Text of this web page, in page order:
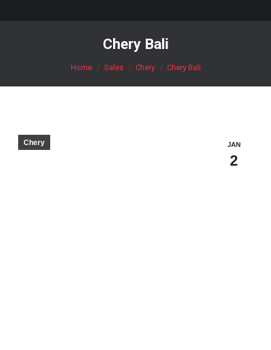
Chery Bali
Home Sales Chery Chery Bali
JAN
2
Chery